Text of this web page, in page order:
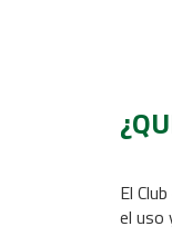
El
el uso